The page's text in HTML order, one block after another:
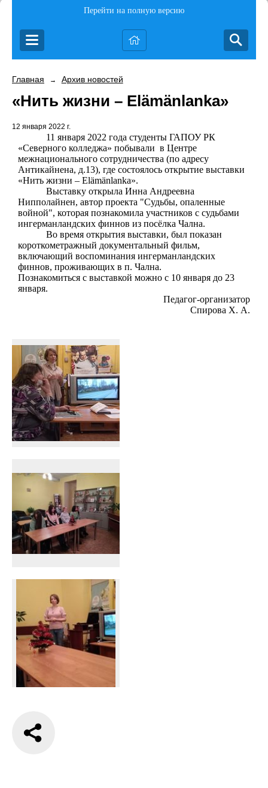
Перейти на полную версию
Главная → Архив новостей
«Нить жизни – Elämänlanka»
12 января 2022 г.
11 января 2022 года студенты ГАПОУ РК
«Северного колледжа» побывали в Центре
межнационального сотрудничества (по адресу
Антикайнена, д.13), где состоялось открытие выставки
«Нить жизни – Elämänlanka».
Выставку открыла Инна Андреевна
Нипполайнен, автор проекта "Судьбы, опаленные
войной", которая познакомила участников с судьбами
ингерманландских финнов из посёлка Чална.
Во время открытия выставки, был показан
короткометражный документальный фильм,
включающий воспоминания ингерманландских
финнов, проживающих в п. Чална.
Познакомиться с выставкой можно с 10 января до 23
января.
Педагог-организатор
Спирова Х. А.